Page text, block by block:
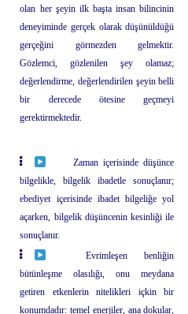
olan her şeyin ilk başta insan bilincinin
deneyiminde gerçek olarak düşünüldüğü
gerçeğini görmezden gelmektir.
Gözlemci, gözlenilen şey olamaz;
değerlendirme, değerlendirilen şeyin belli
bir derecede ötesine geçmeyi
gerektirmektedir.
Zaman içerisinde düşünce
bilgelikle, bilgelik ibadetle sonuçlanır;
ebediyet içerisinde ibadet bilgeliğe yol
açarken, bilgelik düşüncenin kesinliği ile
sonuçlanır.
Evrimleşen benliğin
bütünleşme olasılığı, onu meydana
getiren etkenlerin nitelikleri içkin bir
konumdadır: temel enerjiler, ana dokular,